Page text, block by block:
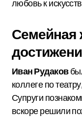
любовь к
Семейная
Иван Рудаков
коллеге по
Супруги
вскоре решили